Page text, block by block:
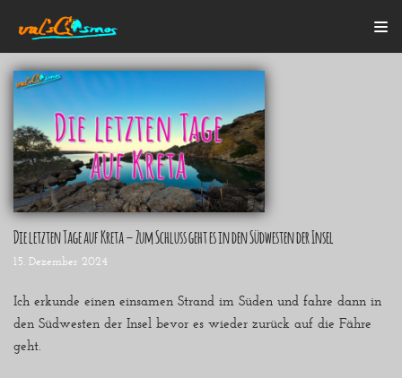
Zum
Inhalt
Startseite
Alle Beiträge
Blogroll
Mein Bulli
Über mich
Kontakt
Die letzten Tage auf Kreta – Zum Schluss geht es in den Südwesten der Insel
15. Dezember 2024
Ich erkunde einen einsamen Strand im Süden und fahre dann in
den Südwesten der Insel bevor es wieder zurück auf die Fähre
geht.